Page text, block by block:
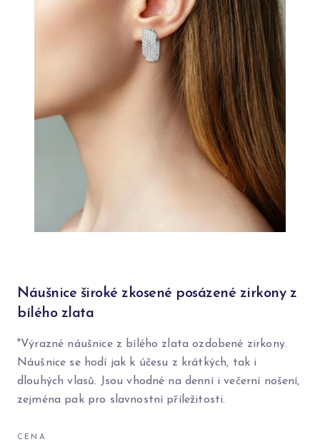
Náušnice široké zkosené posázené zirkony z
bílého zlata
"Výrazné náušnice z bílého zlata ozdobené zirkony.
Náušnice se hodí jak k účesu z krátkých, tak i
dlouhých vlasů. Jsou vhodné na denní i večerní nošení,
zejména pak pro slavnostní příležitosti.
CENA